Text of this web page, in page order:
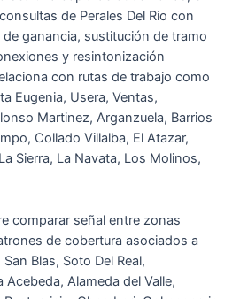
de Perales Del Rio con
ganancia, sustitución de tramo
y resintonización
con rutas de trabajo como
Eugenia, Usera, Ventas,
Martinez, Arganzuela, Barrios
Collado Villalba, El Atazar,
Sierra, La Navata, Los Molinos,
comparar señal entre zonas
de cobertura asociados a
Blas, Soto Del Real,
Acebeda, Alameda del Valle,